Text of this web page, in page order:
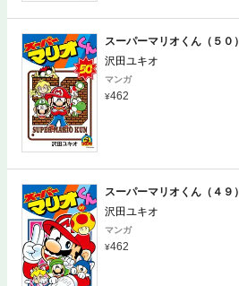
スーパーマリオくん（５０）
沢田ユキオ
マンガ
462
スーパーマリオくん（４９）
沢田ユキオ
マンガ
462